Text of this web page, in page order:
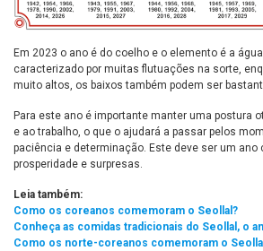
Em 2023 o ano é do coelho e o elemento é a
caracterizado por muitas flutuações na sorte,
muito altos, os baixos também podem ser
Para este ano é importante manter uma postura
e ao trabalho, o que o ajudará a passar pelos
paciência e determinação. Este deve ser um ano
prosperidade e surpresas.
Leia também:
Como os coreanos comemoram o Seollal?
Conheça as comidas tradicionais do Seollal, o
Como os norte-coreanos comemoram o